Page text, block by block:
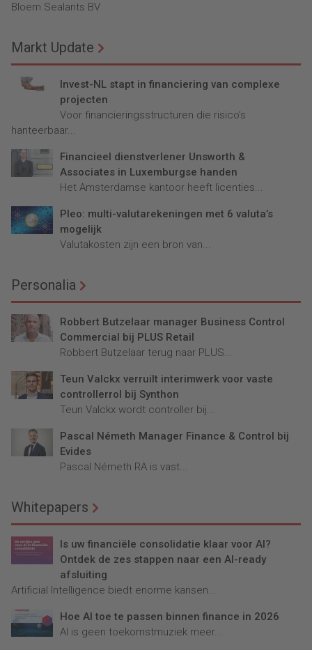
Bloem Sealants BV
Markt Update
Invest-NL stapt in financiering van complexe
projecten
Voor financieringsstructuren die risico’s
hanteerbaar...
Financieel dienstverlener Unsworth &
Associates in Luxemburgse handen
Het Amsterdamse kantoor heeft licenties...
Pleo: multi-valutarekeningen met 6 valuta’s
mogelijk
Valutakosten zijn een bron van...
Personalia
Robbert Butzelaar manager Business Control
Commercial bij PLUS Retail
Robbert Butzelaar terug naar PLUS...
Teun Valckx verruilt interimwerk voor vaste
controllerrol bij Synthon
Teun Valckx wordt controller bij...
Pascal Németh Manager Finance & Control bij
Evides
Pascal Németh RA is vast...
Whitepapers
Is uw financiële consolidatie klaar voor AI?
Ontdek de zes stappen naar een AI-ready
afsluiting
Artificial Intelligence biedt enorme kansen...
Hoe AI toe te passen binnen finance in 2026
AI is geen toekomstmuziek meer...